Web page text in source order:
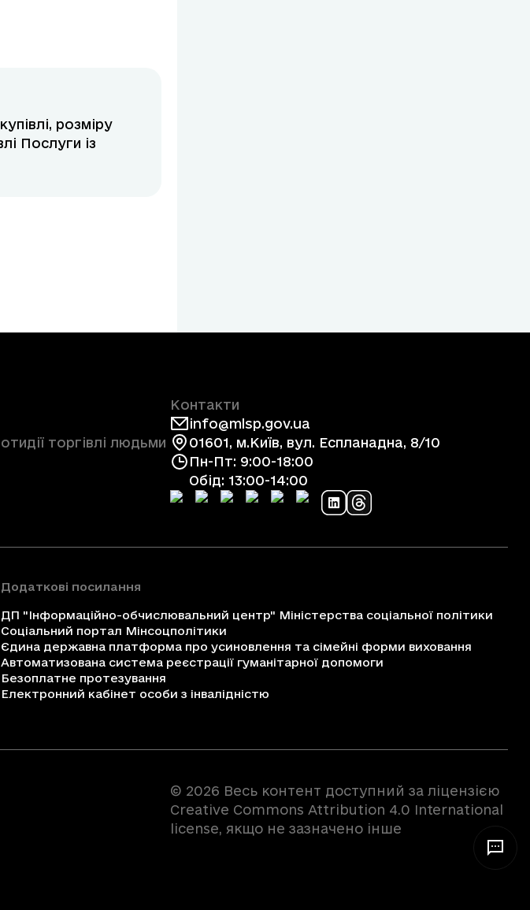
розміру
Послуги із
торгівлі людьми
Контакти
info@mlsp.gov.ua
01601, м.Київ, вул. Еспланадна, 8/10
Пн-Пт: 9:00-18:00
Обід: 13:00-14:00
Додаткові посилання
ДП "Інформаційно-обчислювальний центр" Міністерства соціальної політики
Соціальний портал Мінсоцполітики
Єдина державна платформа про усиновлення та сімейні форми виховання
Автоматизована система реєстрації гуманітарної допомоги
Безоплатне протезування
Електронний кабінет особи з інвалідністю
© 2026 Весь контент доступний за ліцензією
Creative Commons Attribution 4.0 International
license, якщо не зазначено інше